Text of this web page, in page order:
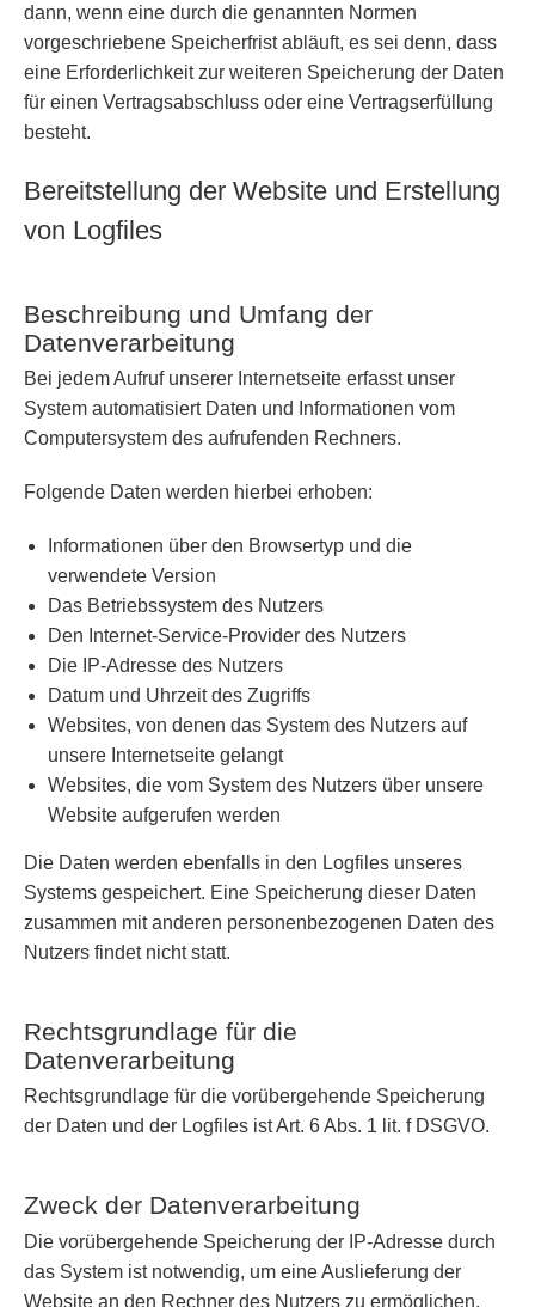
dann, wenn eine durch die genannten Normen
vorgeschriebene Speicherfrist abläuft, es sei denn, dass
eine Erforderlichkeit zur weiteren Speicherung der Daten
für einen Vertragsabschluss oder eine Vertragserfüllung
besteht.
Bereitstellung der Website und Erstellung
von Logfiles
Beschreibung und Umfang der
Datenverarbeitung
Bei jedem Aufruf unserer Internetseite erfasst unser
System automatisiert Daten und Informationen vom
Computersystem des aufrufenden Rechners.
Folgende Daten werden hierbei erhoben:
Informationen über den Browsertyp und die
verwendete Version
Das Betriebssystem des Nutzers
Den Internet-Service-Provider des Nutzers
Die IP-Adresse des Nutzers
Datum und Uhrzeit des Zugriffs
Websites, von denen das System des Nutzers auf
unsere Internetseite gelangt
Websites, die vom System des Nutzers über unsere
Website aufgerufen werden
Die Daten werden ebenfalls in den Logfiles unseres
Systems gespeichert. Eine Speicherung dieser Daten
zusammen mit anderen personenbezogenen Daten des
Nutzers findet nicht statt.
Rechtsgrundlage für die
Datenverarbeitung
Rechtsgrundlage für die vorübergehende Speicherung
der Daten und der Logfiles ist Art. 6 Abs. 1 lit. f DSGVO.
Zweck der Datenverarbeitung
Die vorübergehende Speicherung der IP-Adresse durch
das System ist notwendig, um eine Auslieferung der
Website an den Rechner des Nutzers zu ermöglichen.